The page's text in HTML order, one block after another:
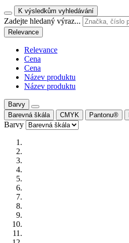
K výsledkům vyhledávání
Zadejte hledaný výraz...
Relevance
Relevance
Cena
Cena
Název produktu
Název produktu
Barvy
Barevná škála
CMYK Pantonu®
Barvy